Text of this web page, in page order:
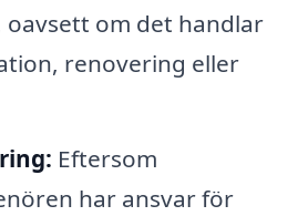
om det handlar
renovering eller
Eftersom
har ansvar för